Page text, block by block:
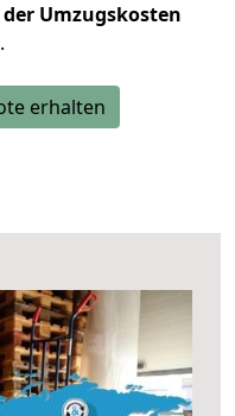
der Umzugskosten
.
erhalten